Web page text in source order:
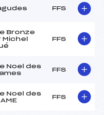
FFS
Bronze
Michel
FFS
Noel des
FFS
Noel des
FFS